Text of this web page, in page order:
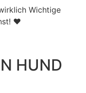
Wichtige
♥
HUND